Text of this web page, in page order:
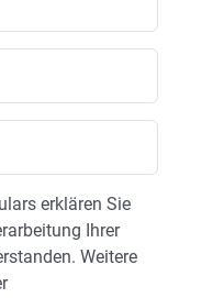
erklären Sie
Ihrer
Weitere